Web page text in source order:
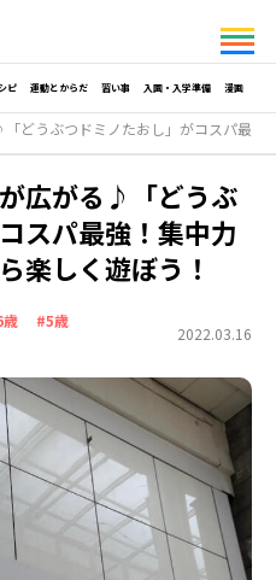
ピ 運動とからだ 習い事 入園・入学準備 漫画
「どうぶつドミノたおし」がコスパ最
が広がる♪「どうぶ
スパ最強！集中力
楽しく遊ぼう！
#5歳
2022.03.16